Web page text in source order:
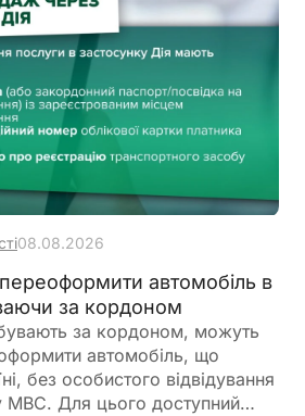
08.08.2026
автомобіль в
за кордоном
за кордоном, можуть
автомобіль, що
без особистого відвідування
МВС. Для цього доступний